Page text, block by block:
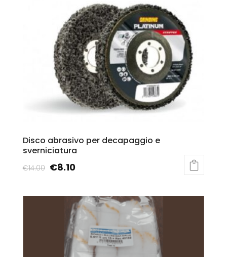
Disco abrasivo per decapaggio e
sverniciatura
€14.00 €8.10